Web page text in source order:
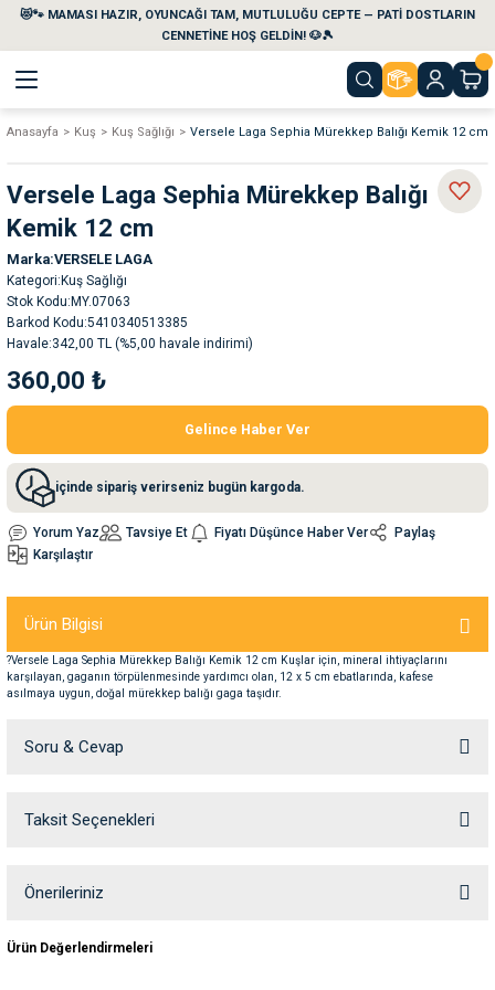
😻🐾 MAMASI HAZIR, OYUNCAĞI TAM, MUTLULUĞU CEPTE — PATİ DOSTLARIN
CENNETİNE HOŞ GELDİN! 🐶🎾
Geri Dön
Geri Dön
Temizlik Ürünleri
Kemikleri
Seyahat Ürünleri
Geri Dön
Geri Dön
Geri Dön
Geri Dön
Anasayfa Kuş Kuş Sağlığı Versele Laga Sephia Mürekkep Balığı Kemik 12 cm
Versele Laga Sephia Mürekkep Balığı
Kemik 12 cm
Marka VERSELE LAGA
Kategori Kuş Sağlığı
Stok Kodu MY.07063
Barkod Kodu 5410340513385
Havale 342,00 TL (%5,00 havale indirimi)
360,00 ₺
Gelince Haber Ver
içinde sipariş verirseniz bugün kargoda.
Yorum Yaz Tavsiye Et Fiyatı Düşünce Haber Ver
Paylaş
Karşılaştır
Ürün Bilgisi
?Versele Laga Sephia Mürekkep Balığı Kemik 12 cm Kuşlar için, mineral ihtiyaçlarını
karşılayan, gaganın törpülenmesinde yardımcı olan, 12 x 5 cm ebatlarında, kafese
asılmaya uygun, doğal mürekkep balığı gaga taşıdır.
Soru & Cevap
Ürün hakkında henüz soru sorulmamış.
Taksit Seçenekleri
Önerileriniz
yetersiz gördüğünüz noktaları öneri formunu kullanarak tarafımıza
Ürün Değerlendirmeleri